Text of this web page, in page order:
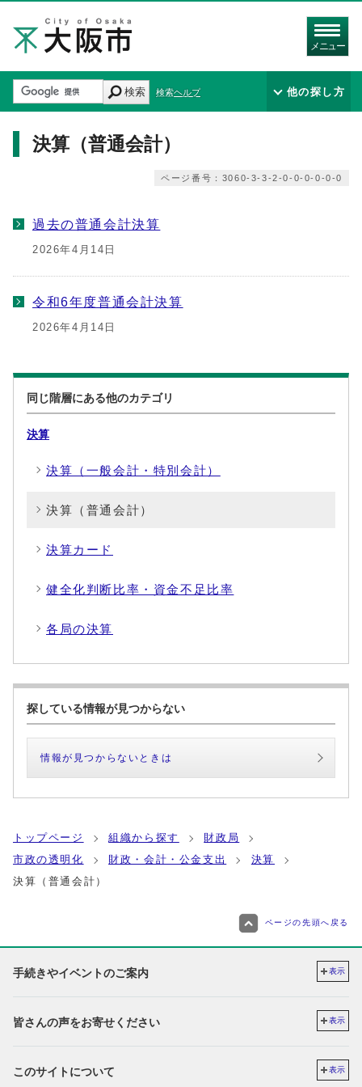
メニュー
検索 検索ヘルプ 他の探し方
決算（普通会計）
ページ番号：3060-3-3-2-0-0-0-0-0-0
過去の普通会計決算
2026年4月14日
令和6年度普通会計決算
2026年4月14日
同じ階層にある他のカテゴリ
決算
決算（一般会計・特別会計）
決算（普通会計）
決算カード
健全化判断比率・資金不足比率
各局の決算
探している情報が見つからない
情報が見つからないときは
トップページ 組織から探す
財政局
市政の透明化
財政・会計・公金支出
決算
決算（普通会計）
ページの先頭へ戻る
手続きやイベントのご案内 表示
皆さんの声をお寄せください 表示
このサイトについて 表示